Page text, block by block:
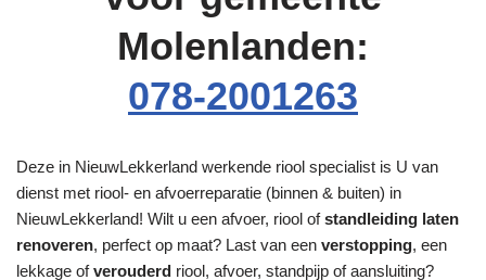
Molenlanden:
078-2001263
Deze in NieuwLekkerland werkende riool specialist is U van
dienst met riool- en afvoerreparatie (binnen & buiten) in
NieuwLekkerland! Wilt u een afvoer, riool ofstandleiding laten
renoveren, perfect op maat? Last van een verstopping, een
lekkage ofverouderd riool, afvoer, standpijp of aansluiting?